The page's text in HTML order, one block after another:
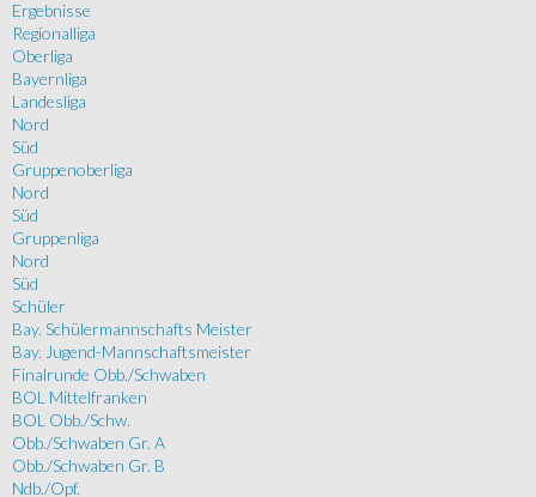
Ergebnisse
Regionalliga
Oberliga
Bayernliga
Landesliga
Nord
Süd
Gruppenoberliga
Nord
Süd
Gruppenliga
Nord
Süd
Schüler
Bay. Schülermannschafts Meister
Bay. Jugend-Mannschaftsmeister
Finalrunde Obb./Schwaben
BOL Mittelfranken
BOL Obb./Schw.
Obb./Schwaben Gr. A
Obb./Schwaben Gr. B
Ndb./Opf.